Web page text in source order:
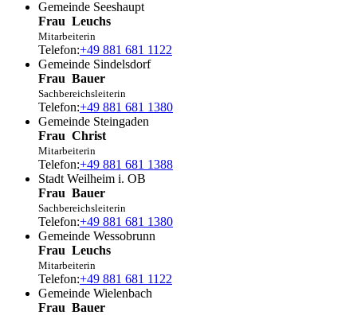
Gemeinde Seeshaupt
Frau Leuchs
Mitarbeiterin
Telefon:+49 881 681 1122
Gemeinde Sindelsdorf
Frau Bauer
Sachbereichsleiterin
Telefon:+49 881 681 1380
Gemeinde Steingaden
Frau Christ
Mitarbeiterin
Telefon:+49 881 681 1388
Stadt Weilheim i. OB
Frau Bauer
Sachbereichsleiterin
Telefon:+49 881 681 1380
Gemeinde Wessobrunn
Frau Leuchs
Mitarbeiterin
Telefon:+49 881 681 1122
Gemeinde Wielenbach
Frau Bauer